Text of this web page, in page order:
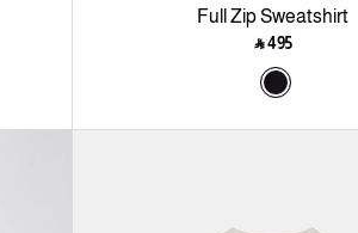
Full Zip Sweatshirt
‎ ⃁ ⁦495⁩ ‎